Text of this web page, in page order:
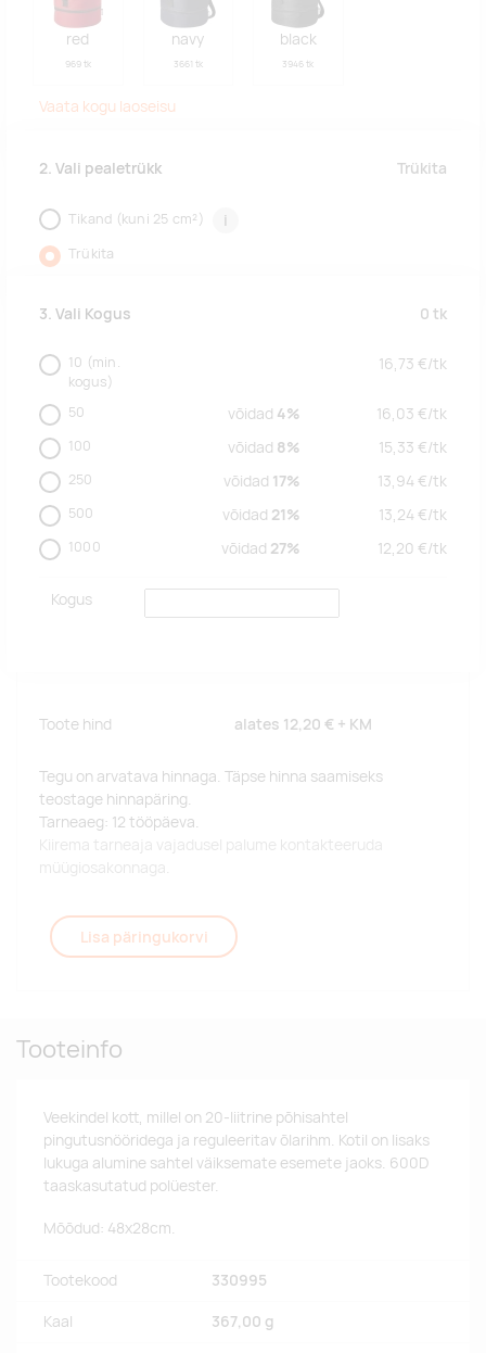
red
969 tk
navy
3661 tk
black
3946 tk
Vaata kogu laoseisu
2. Vali pealetrükk Trükita
Tikand (kuni 25 cm²) i
Trükita
3. Vali Kogus 0 tk
10 (min.
kogus)
16,73 €/tk
50 võidad 4% 16,03 €/tk
100 võidad 8% 15,33 €/tk
250 võidad 17% 13,94 €/tk
500 võidad 21% 13,24 €/tk
1000 võidad 27% 12,20 €/tk
Kogus
Toote hind alates 12,20 € + KM
Tegu on arvatava hinnaga. Täpse hinna saamiseks
teostage hinnapäring.
Tarneaeg: 12 tööpäeva.
Kiirema tarneaja vajadusel palume kontakteeruda
müügiosakonnaga.
Lisa päringukorvi
Tooteinfo
Veekindel kott, millel on 20-liitrine põhisahtel
pingutusnööridega ja reguleeritav õlarihm. Kotil on lisaks
lukuga alumine sahtel väiksemate esemete jaoks. 600D
taaskasutatud polüester.
Mõõdud: 48x28cm.
Tootekood 330995
Kaal 367,00 g